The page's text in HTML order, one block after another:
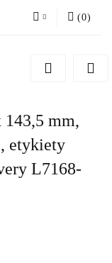
się
cookies
(0)
mm,
etykiety
L7168-